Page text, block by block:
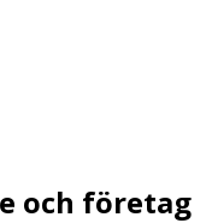
och företag